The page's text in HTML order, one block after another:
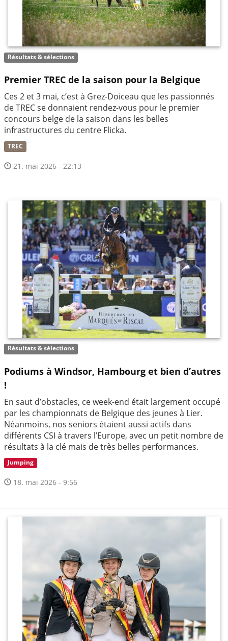
Résultats & sélections
Premier TREC de la saison pour la Belgique
Ces 2 et 3 mai, c’est à Grez-Doiceau que les passionnés
de TREC se donnaient rendez-vous pour le premier
concours belge de la saison dans les belles
infrastructures du centre Flicka.
TREC
21. mai 2026 - 22:13
Résultats & sélections
Podiums à Windsor, Hambourg et bien d’autres
!
En saut d’obstacles, ce week-end était largement occupé
par les championnats de Belgique des jeunes à Lier.
Néanmoins, nos seniors étaient aussi actifs dans
différents CSI à travers l’Europe, avec un petit nombre de
résultats à la clé mais de très belles performances.
Jumping
18. mai 2026 - 9:56